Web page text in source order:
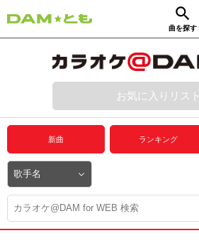
曲を探す
動画からさがす
ログイン
プレミアムサービス
DAM★とも動画
DAM★とも録音
カラオケ＠DAM
お気に入りリスト
新曲 ランキング